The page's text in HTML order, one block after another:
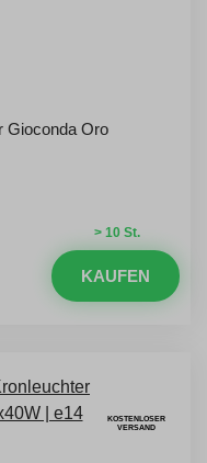
Gioconda Oro
> 10 St.
KAUFEN
KOSTENLOSER
VERSAND